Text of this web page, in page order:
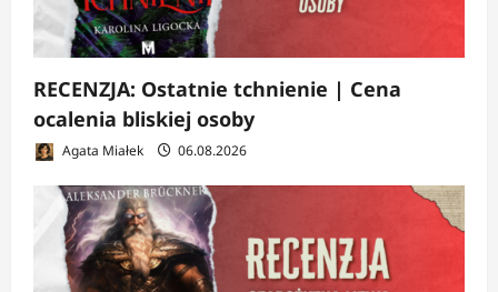
RECENZJA: Ostatnie tchnienie | Cena
ocalenia bliskiej osoby
Agata Miałek 06.08.2026